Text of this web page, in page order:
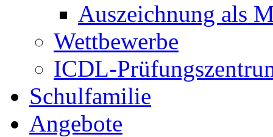
Auszeichnung als
Wettbewerbe
ICDL-
Schulfamilie
Angebote